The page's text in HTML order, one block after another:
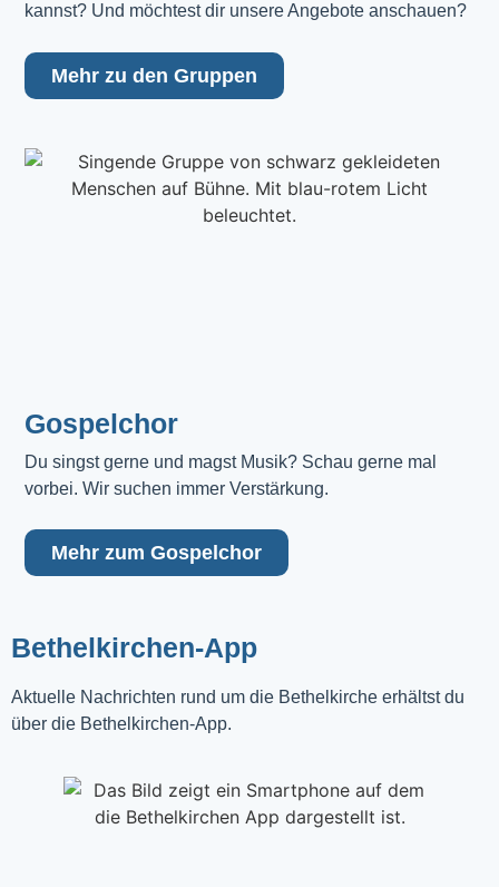
kannst? Und möchtest dir unsere Angebote anschauen?
Mehr zu den Gruppen
Gospelchor
Du singst gerne und magst Musik? Schau gerne mal
vorbei. Wir suchen immer Verstärkung.
Mehr zum Gospelchor
Bethelkirchen-App
Aktuelle Nachrichten rund um die Bethelkirche erhältst du
über die Bethelkirchen-App.